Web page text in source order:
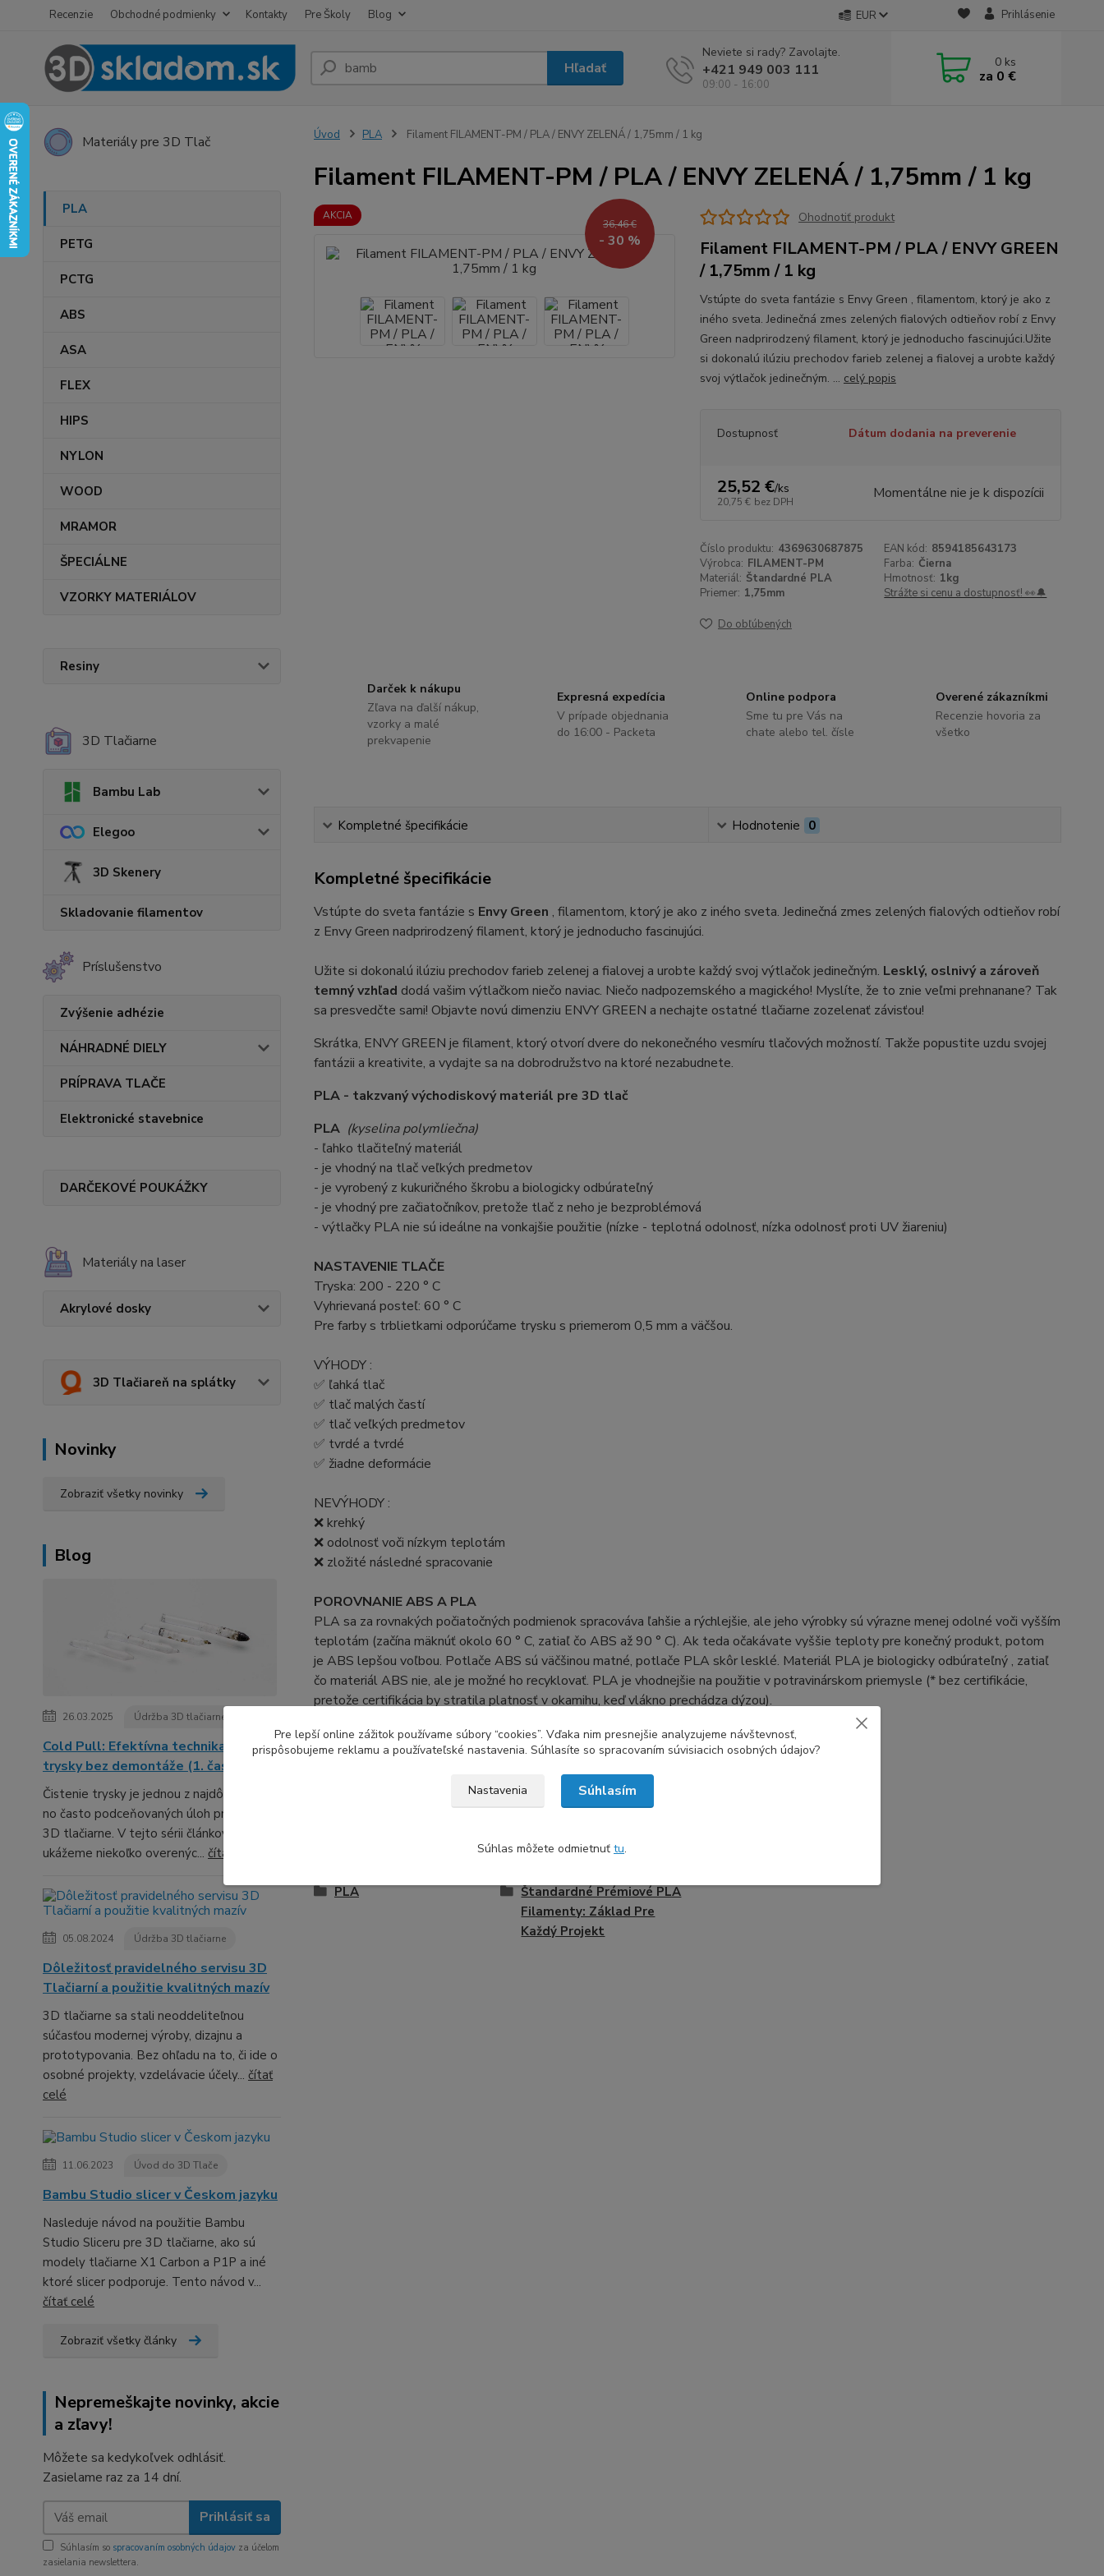
Recenzie Obchodné podmienky Kontakty Pre Školy Blog EUR Prihlásenie
Hľadať
Neviete si rady? Zavolajte.
+421 949 003 111
09:00 - 16:00
0 ks
za 0 €
Materiály pre 3D Tlač
PLA
PETG
PCTG
ABS
ASA
FLEX
HIPS
NYLON
WOOD
MRAMOR
ŠPECIÁLNE
VZORKY MATERIÁLOV
Resiny
3D Tlačiarne
Bambu Lab
Elegoo
3D Skenery
Skladovanie filamentov
Príslušenstvo
Zvýšenie adhézie
NÁHRADNÉ DIELY
PRÍPRAVA TLAČE
Elektronické stavebnice
DARČEKOVÉ POUKÁŽKY
Materiály na laser
Akrylové dosky
3D Tlačiareň na splátky
Novinky
Zobraziť všetky novinky
Blog
26.03.2025 Údržba 3D tlačiarne
Cold Pull: Efektívna technika čistenia
trysky bez demontáže (1. časť série)
Čistenie trysky je jednou z najdôležitejších,
no často podceňovaných úloh pri údržbe
3D tlačiarne. V tejto sérii článkov ti
ukážeme niekoľko overenýc... čítať celé
05.08.2024 Údržba 3D tlačiarne
Dôležitosť pravidelného servisu 3D
Tlačiarní a použitie kvalitných mazív
3D tlačiarne sa stali neoddeliteľnou
súčasťou modernej výroby, dizajnu a
prototypovania. Bez ohľadu na to, či ide o
osobné projekty, vzdelávacie účely... čítať
celé
11.06.2023 Úvod do 3D Tlače
Bambu Studio slicer v Českom jazyku
Nasleduje návod na použitie Bambu
Studio Sliceru pre 3D tlačiarne, ako sú
modely tlačiarne X1 Carbon a P1P a iné
ktoré slicer podporuje. Tento návod v...
čítať celé
Zobraziť všetky články
Nepremeškajte novinky, akcie
a zľavy!
Môžete sa kedykoľvek odhlásiť.
Zasielame raz za 14 dní.
Prihlásiť sa
Súhlasím so spracovaním osobných údajov za účelom
zasielania newslettera.
Úvod PLA Filament FILAMENT-PM / PLA / ENVY ZELENÁ / 1,75mm / 1 kg
Filament FILAMENT-PM / PLA / ENVY ZELENÁ / 1,75mm / 1 kg
AKCIA
36,46 €
- 30 %
Ohodnotiť produkt
Filament FILAMENT-PM / PLA / ENVY GREEN
/ 1,75mm / 1 kg
Vstúpte do sveta fantázie s Envy Green , filamentom, ktorý je ako z
iného sveta. Jedinečná zmes zelených fialových odtieňov robí z Envy
Green nadprirodzený filament, ktorý je jednoducho fascinujúci.Užite
si dokonalú ilúziu prechodov farieb zelenej a fialovej a urobte každý
svoj výtlačok jedinečným. ... celý popis
Dostupnosť Dátum dodania na preverenie
25,52 €/ks
20,75 € bez DPH Momentálne nie je k dispozícii
Číslo produktu: 4369630687875 EAN kód: 8594185643173
Výrobca: FILAMENT-PM Farba: Čierna
Materiál: Štandardné PLA Hmotnosť: 1kg
Priemer: 1,75mm Strážte si cenu a dostupnosť! 👀🔔
Do obľúbených
Darček k nákupu
Zľava na ďalší nákup,
vzorky a malé
prekvapenie
Expresná expedícia
V prípade objednania
do 16:00 - Packeta
Online podpora
Sme tu pre Vás na
chate alebo tel. čísle
Overené zákazníkmi
Recenzie hovoria za
všetko
Kompletné špecifikácie Hodnotenie 0
Kompletné špecifikácie
Vstúpte do sveta fantázie s Envy Green , filamentom, ktorý je ako z iného sveta. Jedinečná zmes zelených fialových odtieňov robí
z Envy Green nadprirodzený filament, ktorý je jednoducho fascinujúci.
Užite si dokonalú ilúziu prechodov farieb zelenej a fialovej a urobte každý svoj výtlačok jedinečným. Lesklý, oslnivý a zároveň
temný vzhľad dodá vašim výtlačkom niečo naviac. Niečo nadpozemského a magického! Myslíte, že to znie veľmi prehnanane? Tak
sa presvedčte sami! Objavte novú dimenziu ENVY GREEN a nechajte ostatné tlačiarne zozelenať závisťou!
Skrátka, ENVY GREEN je filament, ktorý otvorí dvere do nekonečného vesmíru tlačových možností. Takže popustite uzdu svojej
fantázii a kreativite, a vydajte sa na dobrodružstvo na ktoré nezabudnete.
PLA - takzvaný východiskový materiál pre 3D tlač
PLA (kyselina polymliečna)
- ľahko tlačiteľný materiál
- je vhodný na tlač veľkých predmetov
- je vyrobený z kukuričného škrobu a biologicky odbúrateľný
- je vhodný pre začiatočníkov, pretože tlač z neho je bezproblémová
- výtlačky PLA nie sú ideálne na vonkajšie použitie (nízke - teplotná odolnosť, nízka odolnosť proti UV žiareniu)
NASTAVENIE TLAČE
Tryska: 200 - 220 ° C
Vyhrievaná posteľ: 60 ° C
Pre farby s trblietkami odporúčame trysku s priemerom 0,5 mm a väčšou.
VÝHODY :
✅ ľahká tlač
✅ tlač malých častí
✅ tlač veľkých predmetov
✅ tvrdé a tvrdé
✅ žiadne deformácie
NEVÝHODY :
❌ krehký
❌ odolnosť voči nízkym teplotám
❌ zložité následné spracovanie
POROVNANIE ABS A PLA
PLA sa za rovnakých počiatočných podmienok spracováva ľahšie a rýchlejšie, ale jeho výrobky sú výrazne menej odolné voči vyšším
teplotám (začína mäknúť okolo 60 ° C, zatiaľ čo ABS až 90 ° C). Ak teda očakávate vyššie teploty pre konečný produkt, potom
je ABS lepšou voľbou. Potlače ABS sú väčšinou matné, potlače PLA skôr lesklé. Materiál PLA je biologicky odbúrateľný , zatiaľ
čo materiál ABS nie, ale je možné ho recyklovať. PLA je vhodnejšie na použitie v potravinárskom priemysle (* bez certifikácie,
pretože certifikácia by stratila platnosť v okamihu, keď vlákno prechádza dýzou).
Tovar zaradený v kategóriách
PLA
Štandardné Prémiové PLA
Filamenty: Základ Pre
Každý Projekt
Pre lepší online zážitok používame súbory “cookies”. Vďaka nim presnejšie analyzujeme návštevnosť,
prispôsobujeme reklamu a používateľské nastavenia. Súhlasíte so spracovaním súvisiacich osobných údajov?
Nastavenia Súhlasím
Súhlas môžete odmietnuť tu.